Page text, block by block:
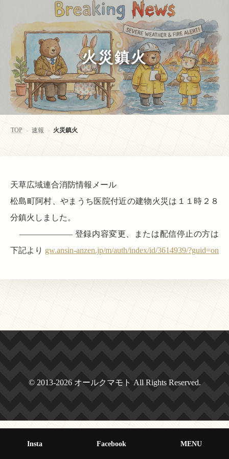
火災鎮火
TOP > 速報 > 火災鎮火
天草広域連合消防情報メール
松島町阿村、やまうち医院付近の建物火災は１１時２８
分鎮火しました。
——————– 登録内容変更、または配信停止の方は
下記より gw.ansin-anzen.jp/m/auth/index/id/3614939/?guid=on
© 2013-2026 オールクマモト All Rights Reserved.
Insta Facebook MENU